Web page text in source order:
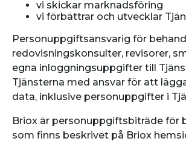
vi skickar marknadsföring
vi förbättrar och utvecklar
Personuppgiftsansvarig för
redovisningskonsulter, revisorer,
egna inloggningsuppgifter till
Tjänsterna med ansvar för att
data, inklusive personuppgifter i
Briox är personuppgiftsbiträde för
som finns beskrivet på Briox